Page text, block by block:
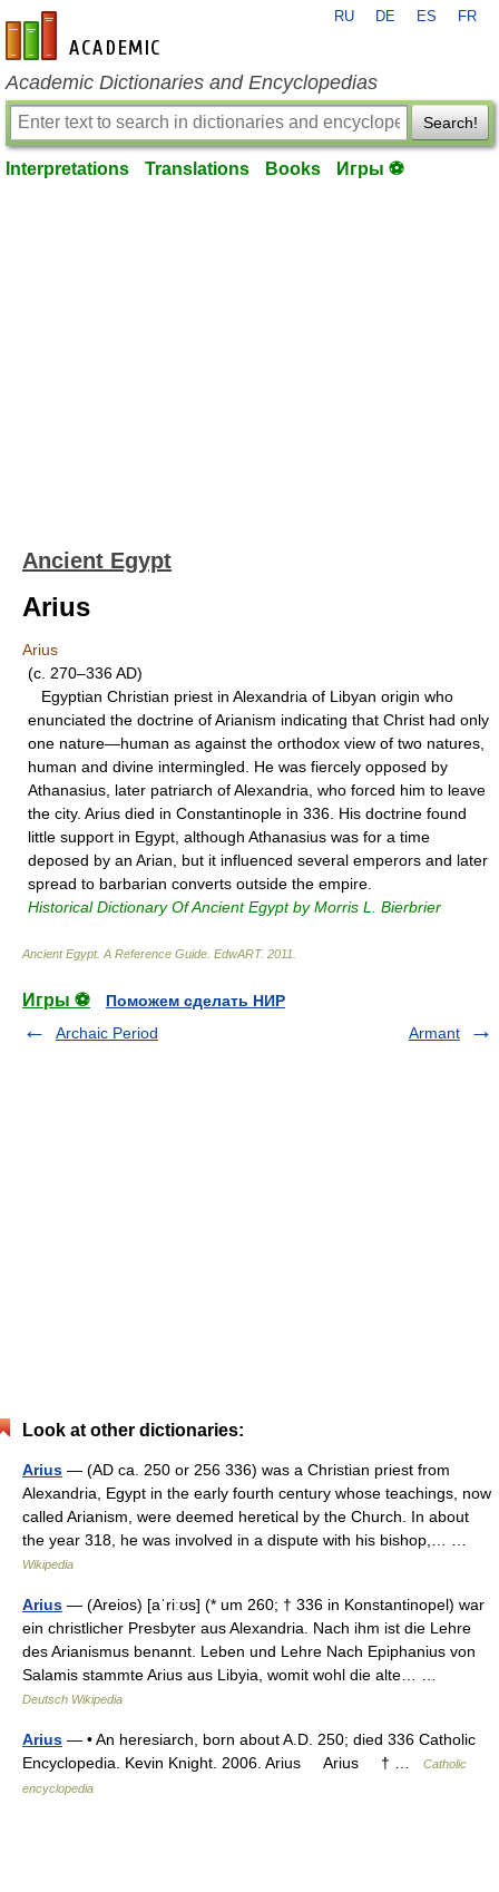
en-academic.com
RU DE ES FR
Academic Dictionaries and Encyclopedias
Search!
Interpretations Translations Books Игры ⚽
Ancient Egypt
Arius
Arius
(c. 270–336 AD)
Egyptian Christian priest in Alexandria of Libyan origin who
enunciated the doctrine of Arianism indicating that Christ had only
one nature—human as against the orthodox view of two natures,
human and divine intermingled. He was fiercely opposed by
Athanasius, later patriarch of Alexandria, who forced him to leave
the city. Arius died in Constantinople in 336. His doctrine found
little support in Egypt, although Athanasius was for a time
deposed by an Arian, but it influenced several emperors and later
spread to barbarian converts outside the empire.
Historical Dictionary Of Ancient Egypt by Morris L. Bierbrier
Ancient Egypt. A Reference Guide EdwART. 2011
Игры ⚽
Поможем сделать НИР
Archaic Period
Armant
Look at other dictionaries:
Arius — (AD ca. 250 or 256 336) was a Christian priest from
Alexandria, Egypt in the early fourth century whose teachings, now
called Arianism, were deemed heretical by the Church. In about
the year 318, he was involved in a dispute with his bishop,… …
Wikipedia
Arius — (Areios) [aˈriːʊs] (* um 260; † 336 in Konstantinopel) war
ein christlicher Presbyter aus Alexandria. Nach ihm ist die Lehre
des Arianismus benannt. Leben und Lehre Nach Epiphanius von
Salamis stammte Arius aus Libyia, womit wohl die alte… …
Deutsch Wikipedia
Arius — • An heresiarch, born about A.D. 250; died 336 Catholic
Encyclopedia. Kevin Knight. 2006. Arius Arius † …
Catholic
encyclopedia